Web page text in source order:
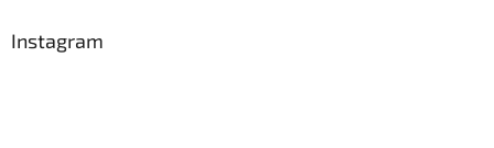
Instagram